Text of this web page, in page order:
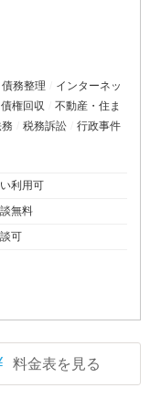
務整理
インターネッ
債権回収
不動産・住ま
税務訴訟 行政事件
利用可
無料
可
料金表を見る